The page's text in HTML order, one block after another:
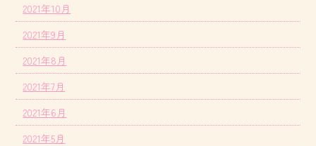
2021年10月
2021年9月
2021年8月
2021年7月
2021年6月
2021年5月